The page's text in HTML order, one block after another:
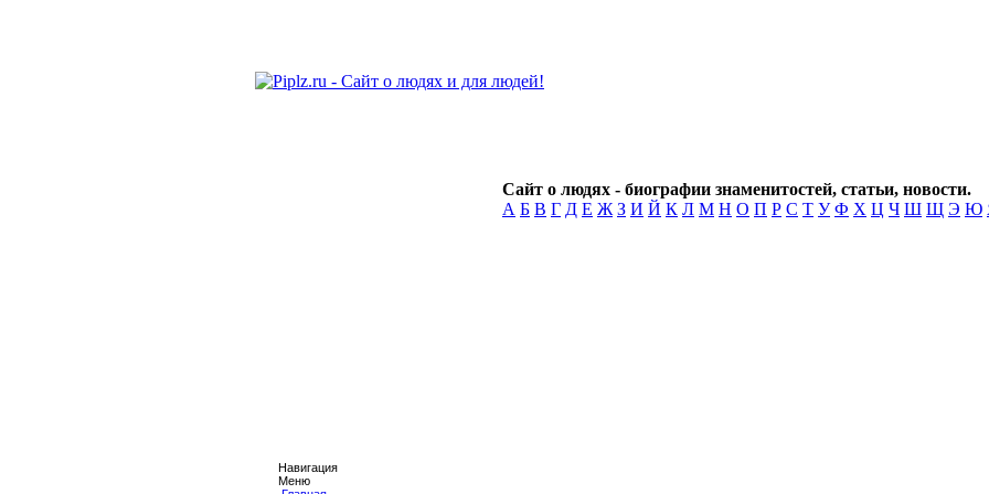
Сайт о людях - биографии знаменитостей, статьи, новости.
А Б В Г Д Е Ж З И Й К Л М Н О П Р С Т У Ф Х Ц Ч Ш Щ Э Ю
Навигация
Меню